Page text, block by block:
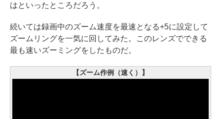
はといったところだろう。
続いては録画中のズーム速度を最速となる+5に設定して
ズームリングを一気に回してみた。このレンズでできる
最も速いズーミングをしたものだ。
【ズーム作例（速く）】